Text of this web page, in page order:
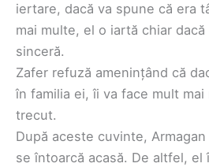
iertare, dacă va spune că era
mai multe, el o iartă chiar
sinceră.
Zafer refuză amenințând că
în familia ei, îi va face mult
trecut.
După aceste cuvinte,
se întoarcă acasă. De altfel, el